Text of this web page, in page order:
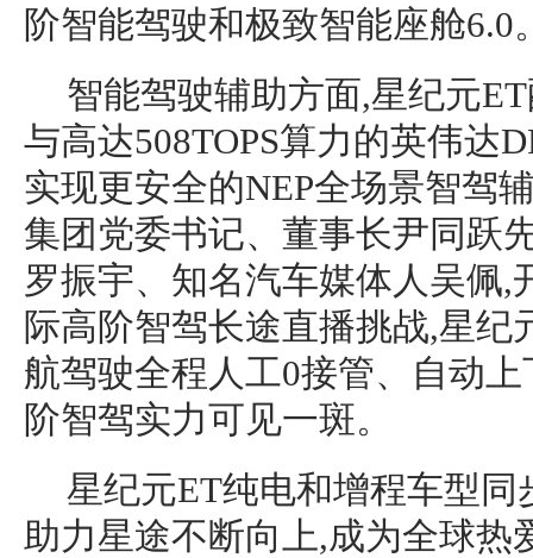
阶智能驾驶和极致智能座舱6.0
智能驾驶辅助方面,星纪元
与高达508TOPS算力的英伟达
实现更安全的NEP全场景智驾
集团党委书记、董事长尹同跃
罗振宇、知名汽车媒体人吴佩,
际高阶智驾长途直播挑战,星纪
航驾驶全程人工0接管、自动
阶智驾实力可见一斑。
星纪元ET纯电和增程车型
助力星途不断向上,成为全球热